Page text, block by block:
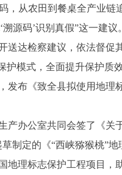
，从农田到餐桌全产业链
源码’识别真假”这一建议。
送达检察建议，依法督促
模式，全面提升保护质效
发布《致全县拟使用地理
产办公室共同会签了《关
制定的《“西峡猕猴桃”地
地理标志保护工程项目，